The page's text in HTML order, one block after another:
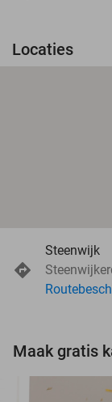
Locaties
Steenwijk